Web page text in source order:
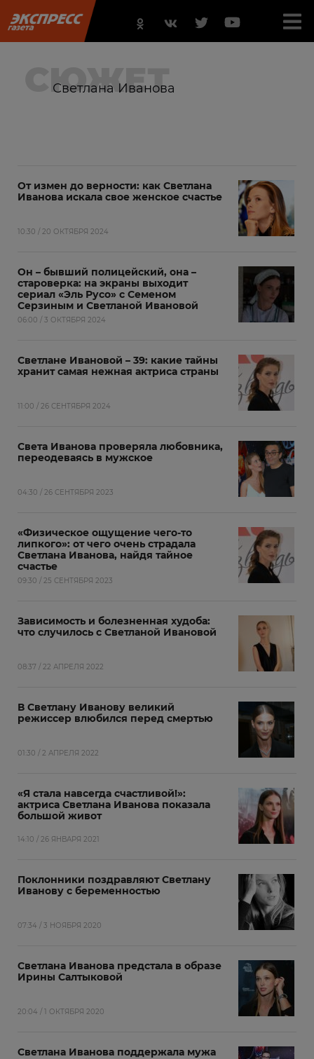
СЮЖЕТ
Светлана Иванова
От измен до верности: как Светлана
Иванова искала свое женское счастье
10:30 / 20 ОКТЯБРЯ 2024
Он – бывший полицейский, она –
староверка: на экраны выходит
сериал «Эль Русо» с Семеном
Серзиным и Светланой Ивановой
06:00 / 3 ОКТЯБРЯ 2024
Светлане Ивановой – 39: какие тайны
хранит самая нежная актриса страны
11:00 / 26 СЕНТЯБРЯ 2024
Света Иванова проверяла любовника,
переодеваясь в мужское
04:30 / 26 СЕНТЯБРЯ 2023
«Физическое ощущение чего-то
липкого»: от чего очень страдала
Светлана Иванова, найдя тайное
счастье
09:30 / 25 СЕНТЯБРЯ 2023
Зависимость и болезненная худоба:
что случилось с Светланой Ивановой
08:37 / 22 АПРЕЛЯ 2022
В Светлану Иванову великий
режиссер влюбился перед смертью
01:30 / 2 АПРЕЛЯ 2022
«Я стала навсегда счастливой!»:
актриса Светлана Иванова показала
большой живот
14:10 / 26 ЯНВАРЯ 2021
Поклонники поздравляют Светлану
Иванову с беременностью
07:34 / 3 НОЯБРЯ 2020
Светлана Иванова предстала в образе
Ирины Салтыковой
20:04 / 1 ОКТЯБРЯ 2020
Светлана Иванова поддержала мужа